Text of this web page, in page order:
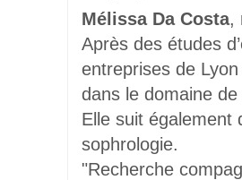
Mélissa Da Costa,
Après des études
entreprises de
dans le domaine
Elle suit également
sophrologie.
"Recherche